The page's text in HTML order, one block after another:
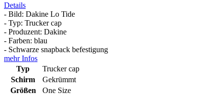
Details
- Bild: Dakine Lo Tide
- Typ: Trucker cap
- Produzent: Dakine
- Farben: blau
- Schwarze snapback befestigung
mehr Infos
Typ
Trucker cap
Schirm
Gekrümmt
Größen
One Size